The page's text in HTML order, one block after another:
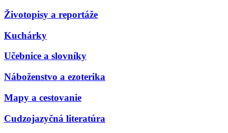
Životopisy a reportáže
Kuchárky
Učebnice a slovníky
Náboženstvo a ezoterika
Mapy a cestovanie
Cudzojazyčná literatúra